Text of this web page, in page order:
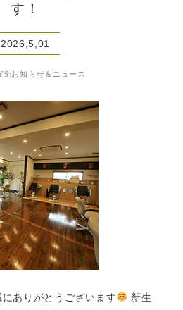
す！
2026,5,01
お知らせ＆ニュース
ありがとうございます
新生